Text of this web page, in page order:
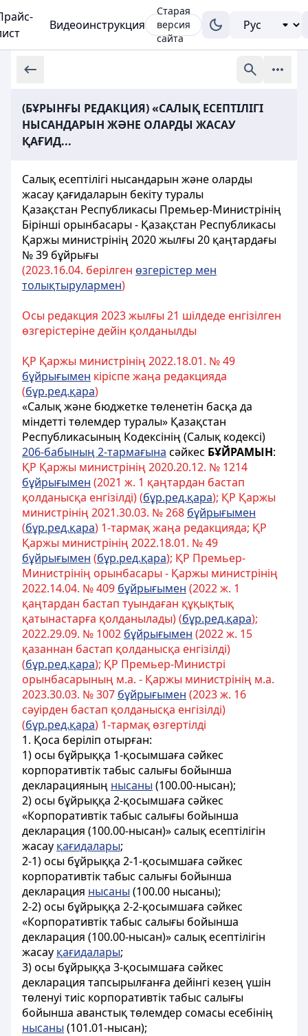
Видеоинструкция
Старая
версия
сайта
(БҰРЫНҒЫ РЕДАКЦИЯ) «САЛЫҚ ЕСЕПТІЛІГІ
НЫСАНДАРЫН ЖӘНЕ ОЛАРДЫ ЖАСАУ
ҚАҒИД...
Салық есептілігі нысандарын және оларды
жасау қағидаларын бекіту туралы
Қазақстан Республикасы Премьер-Министрінің
Бірінші орынбасары - Қазақстан Республикасы
Қаржы министрінің 2020 жылғы 20 қаңтардағы
№ 39 бұйрығы
(2023.16.04. берілген өзгерістер мен
толықтырулармен)
Осы редакция 2023 жылғы 21 шілдеде енгізілген
өзгерістеріне дейін қолданылды
ҚР Қаржы министрінің 2022.18.01. № 49
бұйрығымен кіріспе жаңа редакцияда
(бұр.ред.қара)
«Салық және бюджетке төленетін басқа да
міндетті төлемдер туралы» Қазақстан
Республикасының Кодексінің (Салық кодексі)
206-бабының 2-тармағына сәйкес БҰЙРАМЫН:
ҚР Қаржы министрінің 2020.20.12. № 1214
бұйрығымен (2021 ж. 1 қаңтардан бастап
қолданысқа енгізілді) (бұр.ред.қара); ҚР Қаржы
министрінің 2021.30.03. № 268 бұйрығымен
(бұр.ред.қара) 1-тармақ жаңа редакцияда; ҚР
Қаржы министрінің 2022.18.01. № 49
бұйрығымен (бұр.ред.қара); ҚР Премьер-
Министрінің орынбасары - Қаржы министрінің
2022.14.04. № 409 бұйрығымен (2022 ж. 1
қаңтардан бастап туындаған құқықтық
қатынастарға қолданылады) (бұр.ред.қара);
2022.29.09. № 1002 бұйрығымен (2022 ж. 15
қазаннан бастап қолданысқа енгізілді)
(бұр.ред.қара); ҚР Премьер-Министрі
орынбасарының м.а. - Қаржы министрінің м.а.
2023.30.03. № 307 бұйрығымен (2023 ж. 16
сәуірден бастап қолданысқа енгізілді)
(бұр.ред.қара) 1-тармақ өзгертілді
1. Қоса беріліп отырған:
1) осы бұйрыққа 1-қосымшаға сәйкес
корпоративтік табыс салығы бойынша
декларацияның нысаны (100.00-нысан);
2) осы бұйрыққа 2-қосымшаға сәйкес
«Корпоративтік табыс салығы бойынша
декларация (100.00-нысан)» салық есептілігін
жасау қағидалары;
2-1) осы бұйрыққа 2-1-қосымшаға сәйкес
корпоративтік табыс салығы бойынша
декларация нысаны (100.00 нысаны);
2-2) осы бұйрыққа 2-2-қосымшаға сәйкес
«Корпоративтік табыс салығы бойынша
декларация (100.00-нысан)» салық есептілігін
жасау қағидалары;
3) осы бұйрыққа 3-қосымшаға сәйкес
декларация тапсырылғанға дейінгі кезең үшін
төленуі тиіс корпоративтік табыс салығы
бойынша аванстық төлемдер сомасы есебінің
нысаны (101.01-нысан);